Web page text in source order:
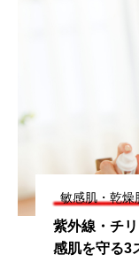
敏感肌・乾燥
紫外線・チ
感肌を守る3